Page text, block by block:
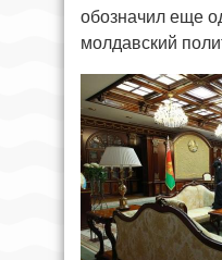
обозначил еще
молдавский